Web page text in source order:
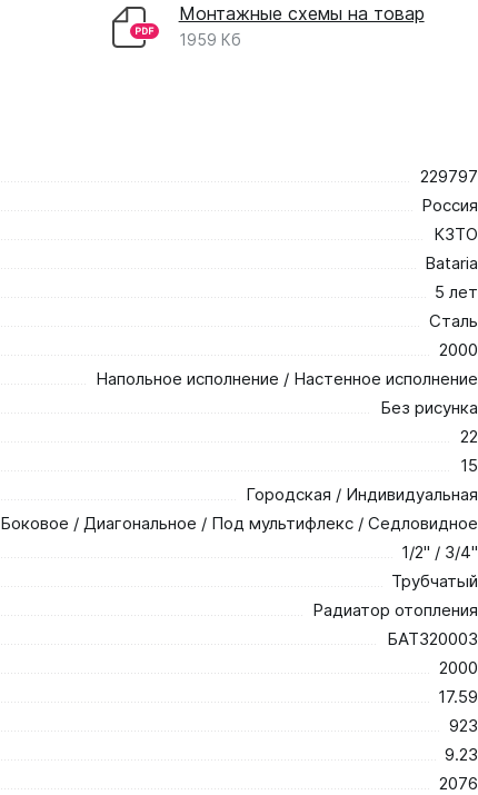
Монтажные схемы на товар
1959 Кб
229797
Россия
КЗТО
Bataria
5 лет
Сталь
2000
Напольное исполнение / Настенное исполнение
Без рисунка
22
15
Городская / Индивидуальная
Боковое / Диагональное / Под мультифлекс / Седловидное
1/2" / 3/4"
Трубчатый
Радиатор отопления
БАТ320003
2000
17.59
923
9.23
2076